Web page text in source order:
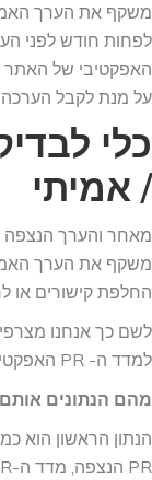
משקף את הערך
על מנת לקבל
/ אמיתי
משקף את הערך
החלפת קישורים או
לשם כך אנחנו
למדד ה- PR האפקטיבי של דף מסוים.
מהם הנתונים אותם
הנתון הראשון הוא